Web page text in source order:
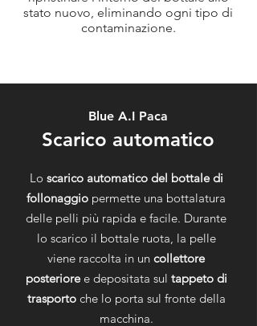
stato nuovo, eliminando ogni tipo di
contaminazione.
Blue A.I Paca
Scarico automatico
Lo scarico automatico del bottale di
follonaggio permette una bottalatura
delle pelli più rapida e facile. Durante
lo scarico il bottale ruota, la pelle
viene raccolta in un collettore
posterioree depositata sul tappeto di
trasporto che lo porta sul fronte della
macchina.